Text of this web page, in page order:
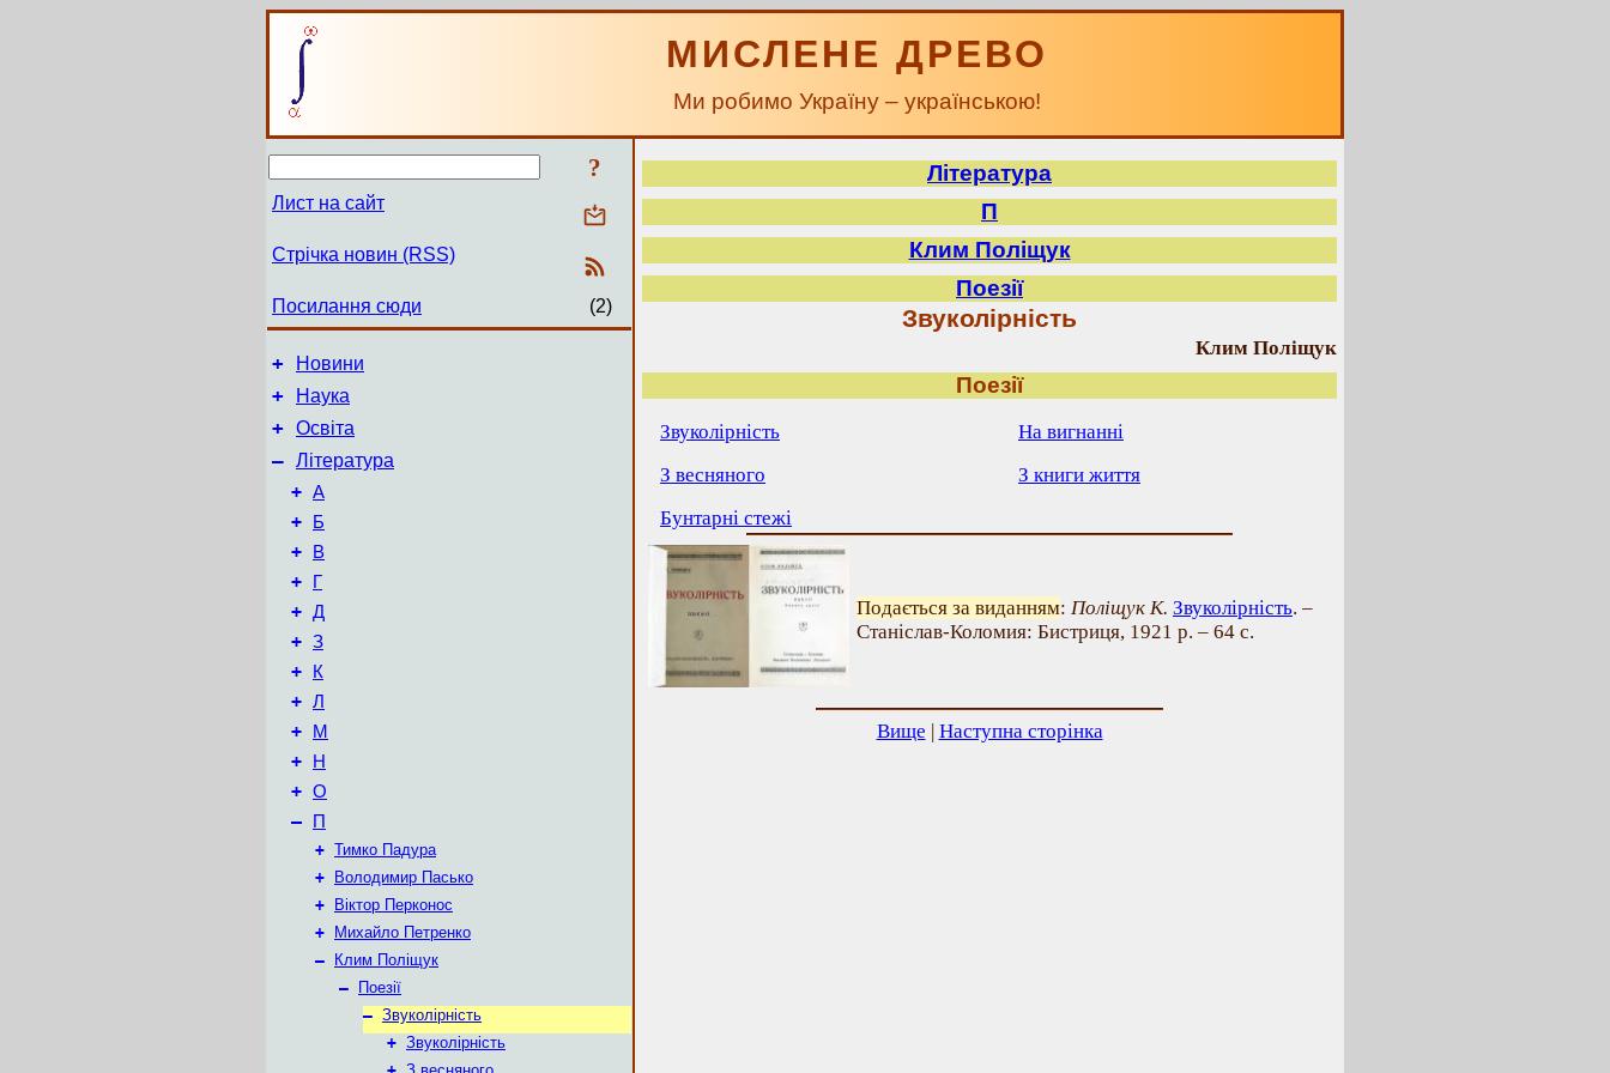
МИСЛЕНЕ ДРЕВО
Ми робимо Україну – українською!
?
Лист на сайт
Стрічка новин (RSS)
Посилання сюди (2)
+ Новини
+ Наука
+ Освіта
– Література
+ А
+ Б
+ В
+ Г
+ Д
+ З
+ К
+ Л
+ М
+ Н
+ О
– П
+ Тимко Падура
+
Володимир Пасько
+
Віктор Перконос
+
Михайло Петренко
–
Клим Поліщук
–
Поезії
– Звуколірність
+ Звуколірність
Література
П
Клим Поліщук
Поезії
Звуколірність
Клим Поліщук
Поезії
Звуколірність
З весняного
Бунтарні стежі
На вигнанні
З книги життя
Подається за виданням: Поліщук К. Звуколірність. –
Станіслав-Коломия: Бистриця, 1921 р. – 64 с.
Вище | Наступна сторінка